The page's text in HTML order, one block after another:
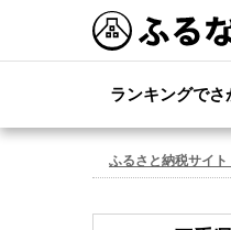
ランキングでさ
ふるさと納税サイト